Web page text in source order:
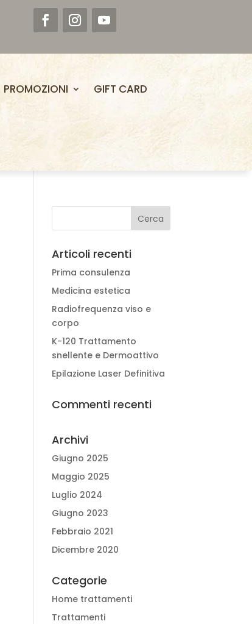
PROMOZIONI GIFT CARD
Articoli recenti
Prima consulenza
Medicina estetica
Radiofrequenza viso e
corpo
K-120 Trattamento
snellente e Dermoattivo
Epilazione Laser Definitiva
Commenti recenti
Archivi
Giugno 2025
Maggio 2025
Luglio 2024
Giugno 2023
Febbraio 2021
Dicembre 2020
Categorie
Home trattamenti
Trattamenti